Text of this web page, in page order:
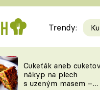
TEĎ VAŘÍ ŠÉF!
Trendy:
Cukeťák aneb
nákyp na plech
s uzeným masem –